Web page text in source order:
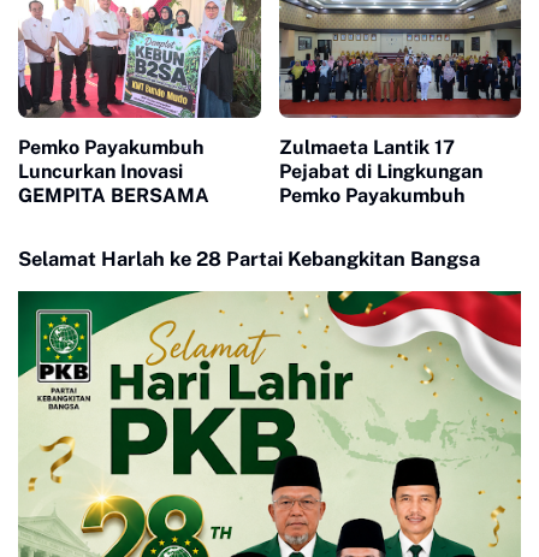
Pemko Payakumbuh
Luncurkan Inovasi
GEMPITA BERSAMA
Zulmaeta Lantik 17
Pejabat di Lingkungan
Pemko Payakumbuh
Selamat Harlah ke 28 Partai Kebangkitan Bangsa